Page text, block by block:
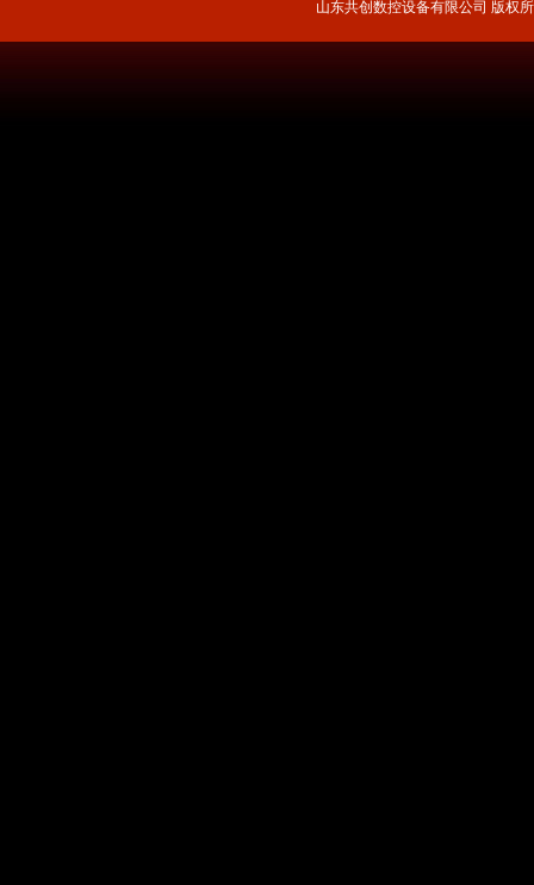
山东共创数控设备有限公司 版权